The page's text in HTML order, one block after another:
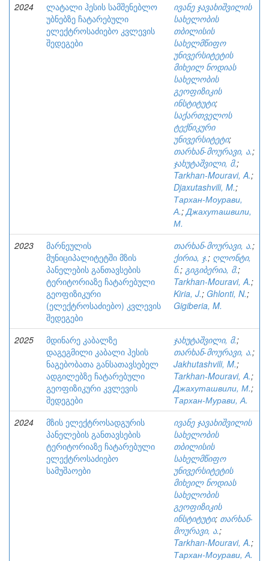
2024
ლატალი ჰესის სამშენებლო
უბნებზე ჩატარებული
ელექტროსაძიებო კვლევის
შედეგები
ივანე ჯავახიშვილის
სახელობის
თბილისის
სახელმწიფო
უნივერსიტეტის
მიხეილ ნოდიას
სახელობის
გეოფიზიკის
ინსტიტუტი;
საქართველოს
ტექნიკური
უნივერსიტეტი;
თარხან-მოურავი, ა.;
ჯახუტაშვილი, მ.;
Tarkhan-Mouravi, A.;
Djaxutashvili, M.;
Тархан-Моурави,
А.;Джахуташвили,
М.
2023
მარნეულის
მუნიციპალიტეტში მზის
პანელების განთავსების
ტერიტორიაზე ჩატარებული
გეოფიზიკური
(ელექტროსაძიებო) კვლევის
შედეგები
თარხან-მოურავი, ა.;
ქირია, ჯ.; ღლონტი,
ნ.; გიგიბერია, მ.;
Tarkhan-Mouravi, A.;
Kiria, J.; Ghlonti, N.;
Gigiberia, M.
2025
მდინარე კაბალზე
დაგეგმილი კაბალი ჰესის
ნაგებობათა განსათავსებელ
ადგილებზე ჩატარებული
გეოფიზიკური კვლევის
შედეგები
ჯახუტაშვილი, მ.;
თარხან-მოურავი, ა.;
Jakhutashvili, M.;
Tarkhan-Mouravi, A.;
Джахуташвили, М.;
Тархан-Мурави, А.
2024
მზის ელექტროსადგურის
პანელების განთავსების
ტერიტორიაზე ჩატარებული
ელექტროსაძიებო
სამუშაოები
ივანე ჯავახიშვილის
სახელობის
თბილისის
სახელმწიფო
უნივერსიტეტის
მიხეილ ნოდიას
სახელობის
გეოფიზიკის
ინსტიტუტი; თარხან-
მოურავი, ა.;
Tarkhan-Mouravi, A.;
Тархан-Моурави, А.